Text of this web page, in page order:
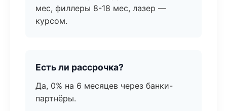
мес, филлеры 8-18 мес, лазер —
курсом.
Есть ли рассрочка?
Да, 0% на 6 месяцев через банки-
партнёры.